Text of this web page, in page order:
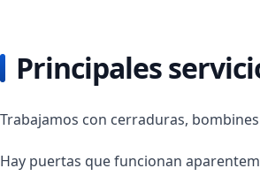
Principales
Trabajamos con cerraduras,
Hay puertas que funcionan